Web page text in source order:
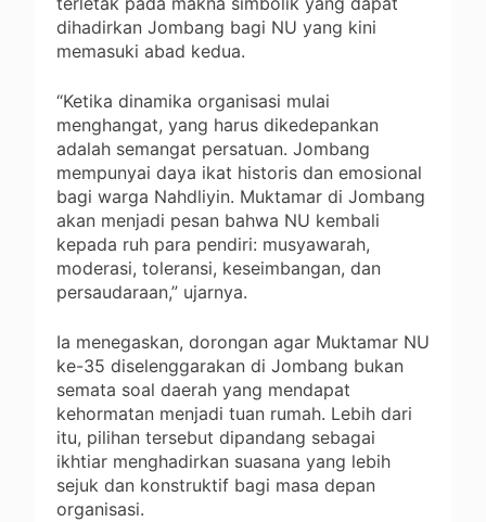
dihadirkan Jombang bagi NU yang kini
memasuki abad kedua.
“Ketika dinamika organisasi mulai
menghangat, yang harus dikedepankan
adalah semangat persatuan. Jombang
mempunyai daya ikat historis dan emosional
bagi warga Nahdliyin. Muktamar di Jombang
akan menjadi pesan bahwa NU kembali
kepada ruh para pendiri: musyawarah,
moderasi, toleransi, keseimbangan, dan
persaudaraan,” ujarnya.
Ia menegaskan, dorongan agar Muktamar NU
ke-35 diselenggarakan di Jombang bukan
semata soal daerah yang mendapat
kehormatan menjadi tuan rumah. Lebih dari
itu, pilihan tersebut dipandang sebagai
ikhtiar menghadirkan suasana yang lebih
sejuk dan konstruktif bagi masa depan
organisasi.